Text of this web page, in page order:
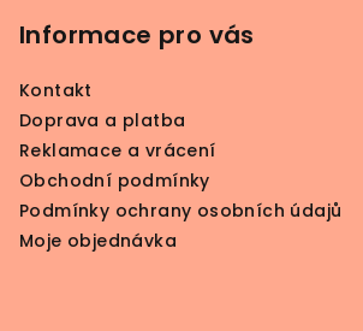
Informace pro vás
Kontakt
Doprava a platba
Reklamace a vrácení
Obchodní podmínky
Podmínky ochrany osobních údajů
Moje objednávka